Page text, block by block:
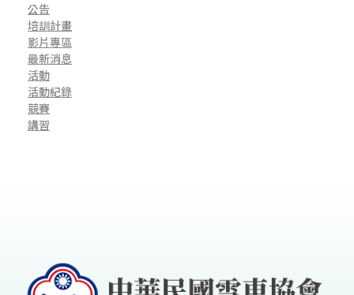
公告
培訓計畫
影片專區
最新消息
活動
活動紀錄
競賽
講習